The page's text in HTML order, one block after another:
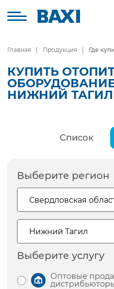
Главная Продукция Где
КУПИТЬ
ОБОРУДОВАНИЕ
НИЖНИЙ
Список
Выберите регион
Выберите услугу
Оптовые